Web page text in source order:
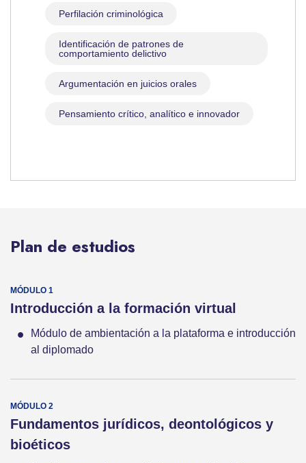
Perfilación criminológica
Identificación de patrones de
comportamiento delictivo
Argumentación en juicios orales
Pensamiento crítico, analítico e innovador
Plan de estudios
Introducción a la formación virtual
Módulo de ambientación a la plataforma e introducción
al diplomado
Fundamentos jurídicos, deontológicos y
bioéticos